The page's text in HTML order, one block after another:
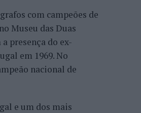
com campeões de
Museu das Duas
presença do ex-
em 1969. No
nacional de
e um dos mais